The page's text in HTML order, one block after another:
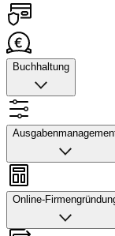
Buchhaltung
Buchhaltung
Scannen Sie
dem
Konto mit
Genehmigungen
und Kartenlimits
Daten exportieren
Online-